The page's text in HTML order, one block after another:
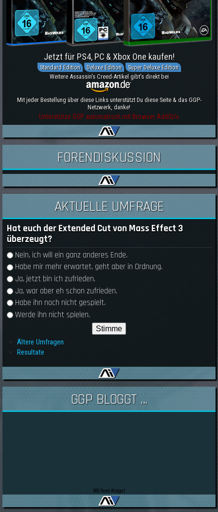
Jetzt für PS4, PC & Xbox One kaufen!
Standard Edition Deluxe Edition
Super Deluxe Edition
Weitere Assassin's Creed-Artikel gibt's direkt bei
Mit jeder Bestellung über diese Links unterstützt Du diese Seite & das GGP-
Netzwerk, danke!
Unterstütze GGP automatisch mit Browser AddOn's
FORENDISKUSSION
AKTUELLE UMFRAGE
Hat euch der Extended Cut von Mass Effect 3
überzeugt?
Auswahlmöglichkeiten
Nein, ich will ein ganz anderes Ende.
Habe mir mehr erwartet, geht aber in Ordnung.
Ja, jetzt bin ich zufrieden.
Ja, war aber eh schon zufrieden.
Habe ihn noch nicht gespielt.
Werde ihn nicht spielen.
Ältere Umfragen
Resultate
GGP BLOGGT ...
RSS Feed Widget